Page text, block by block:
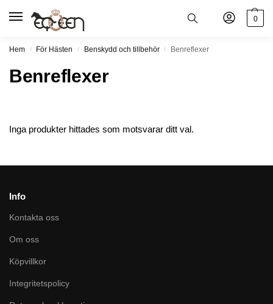
0
Hem / För Hästen / Benskydd och tillbehör / Benreflexer
Benreflexer
Inga produkter hittades som motsvarar ditt val.
Info
Kontakta oss
Om oss
Köpvillkor
Integritetspolicy